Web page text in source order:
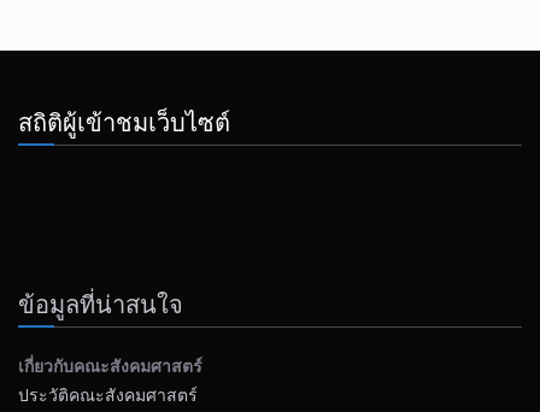
สถิติผู้เข้าชมเว็บไซต์
ข้อมูลที่น่าสนใจ
เกี่ยวกับคณะสังคมศาสตร์
ประวัติคณะสังคมศาสตร์